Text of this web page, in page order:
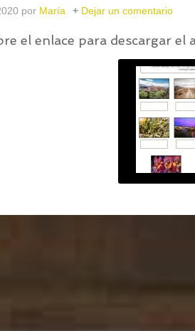
por María Dejar un comentario
el enlace para descargar el